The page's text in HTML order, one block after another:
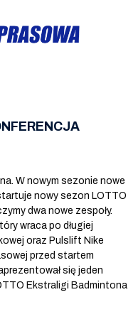
W nowym sezonie nowe
nowy sezon LOTTO
dwa nowe zespoły.
wraca po długiej
oraz Pulslift Nike
przed startem
się jeden
Ekstraligi Badmintona